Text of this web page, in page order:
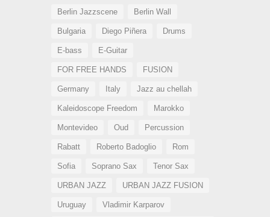
Berlin Jazzscene Berlin Wall
Bulgaria Diego Piñera Drums
E-bass E-Guitar
FOR FREE HANDS FUSION
Germany Italy Jazz au chellah
Kaleidoscope Freedom Marokko
Montevideo Oud Percussion
Rabatt Roberto Badoglio Rom
Sofia Soprano Sax Tenor Sax
URBAN JAZZ URBAN JAZZ FUSION
Uruguay Vladimir Karparov